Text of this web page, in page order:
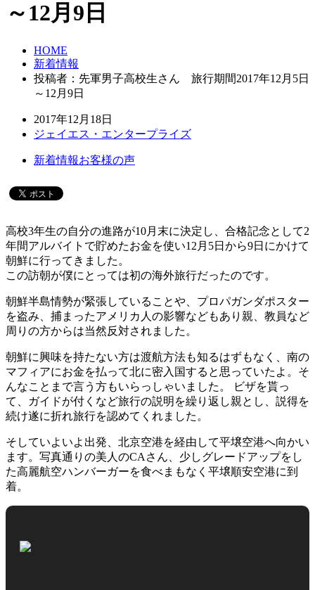
～12月9日
HOME
新着情報
投稿者：先軍男子高校生さん 旅行期間2017年12月5日
～12月9日
2017年12月18日
ジェイエス・エンタープライズ
新着情報お客様の声
高校3年生の自分の進路が10月末に決定し、合格記念として2
年間アルバイトで貯めたお金を使い12月5日から9日にかけて
朝鮮に行ってきました。
この訪朝が僕にとっては初の海外旅行だったのです。
朝鮮半島情勢が緊張していることや、プロパガンダポスター
を盗み、捕まったアメリカ人の影響などもあり親、教員など
周りの方からは当然反対されました。
朝鮮に興味を持たない方は渡航方法も知るはずもなく、南の
マフィアにお金を払って北に密入国すると思っていたよ。そ
んなことまで言う方もいらっしゃいました。 ビザを貰っ
て、ガイドが付くなど旅行の説明を繰り返し親とし、説得を
続け遂に折れ旅行を認めてくれました。
そしていよいよ出発、北京空港を経由して平壌空港へ向かい
ます。写真通りの美人のCAさん、少しグレードアップをし
た高麗航空ハンバーガーを食べまもなく平壌順安空港に到
着。